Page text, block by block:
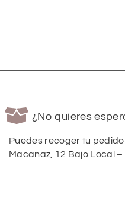
¿No quieres
Puedes recoger tu
Macanaz, 12 Bajo Local –